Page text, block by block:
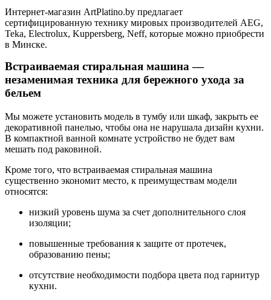
Интернет-магазин ArtPlatino.by предлагает
сертифицированную технику мировых производителей AEG,
Teka, Electrolux, Kuppersberg, Neff, которые можно приобрести
в Минске.
Встраиваемая стиральная машина —
незаменимая техника для бережного ухода за
бельем
Мы можете установить модель в тумбу или шкаф, закрыть ее
декоративной панелью, чтобы она не нарушала дизайн кухни.
В компактной ванной комнате устройство не будет вам
мешать под раковиной.
Кроме того, что встраиваемая стиральная машина
существенно экономит место, к преимуществам модели
относятся:
низкий уровень шума за счет дополнительного слоя
изоляции;
повышенные требования к защите от протечек,
образованию пены;
отсутствие необходимости подбора цвета под гарнитур
кухни.